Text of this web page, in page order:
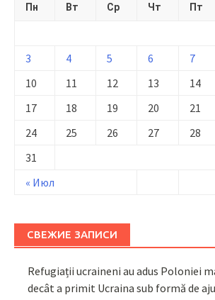
Пн Вт Ср Чт Пт
« Июл
3
4 5 6 7
10
11 12 13 14
17
18 19 20 21
24
25 26 27 28
31
СВЕЖИЕ ЗАПИСИ
Refugiații ucraineni au adus Poloniei
decât a primit Ucraina sub formă de